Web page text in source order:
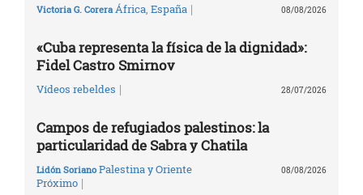
Victoria G. Corera África España | 08/08/2026
«Cuba representa la física de la dignidad»:
Fidel Castro Smirnov
Vídeos rebeldes | 28/07/2026
Campos de refugiados palestinos: la
particularidad de Sabra y Chatila
Lidón Soriano Palestina y Oriente
Próximo |
08/08/2026